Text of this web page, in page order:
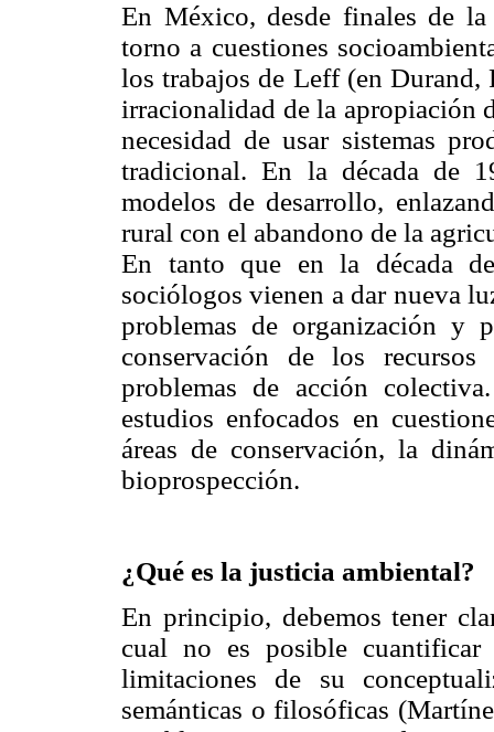
En México, desde finales de
torno a cuestiones
los trabajos de Leff (en
irracionalidad de la apropiación
necesidad de usar sistemas
tradicional. En la década de
modelos de desarrollo,
rural con el abandono de la
En tanto que en la década
sociólogos vienen a dar nueva
problemas de organización y
conservación de los
problemas de acción
estudios enfocados en
áreas de conservación, la
bioprospección.
¿Qué es la justicia ambiental?
En principio, debemos tener
cual no es posible cuantificar
limitaciones de su
semánticas o filosóficas